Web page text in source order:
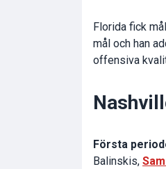
Florida fick
mål och han
offensiva
Första
Balinskis,